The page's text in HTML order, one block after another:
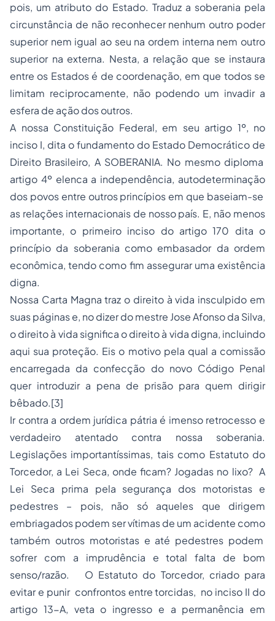
pois, um atributo do Estado. Traduz a soberania pela
circunstância de não reconhecer nenhum outro poder
superior nem igual ao seu na ordem interna nem outro
superior na externa. Nesta, a relação que se instaura
entre os Estados é de coordenação, em que todos se
limitam reciprocamente, não podendo um invadir a
esfera de ação dos outros.
A nossa Constituição Federal, em seu artigo 1º, no
inciso I, dita o fundamento do Estado Democrático de
Direito Brasileiro, A SOBERANIA. No mesmo diploma
artigo 4º elenca a independência, autodeterminação
dos povos entre outros princípios em que baseiam-se
as relações internacionais de nosso país. E, não menos
importante, o primeiro inciso do artigo 170 dita o
princípio da soberania como embasador da ordem
econômica, tendo como fim assegurar uma existência
digna.
Nossa Carta Magna traz o direito à vida insculpido em
suas páginas e, no dizer do mestre Jose Afonso da Silva,
o direito à vida significa o direito à vida digna, incluindo
aqui sua proteção. Eis o motivo pela qual a comissão
encarregada da confecção do novo Código Penal
quer introduzir a pena de prisão para quem dirigir
bêbado.[3]
Ir contra a ordem jurídica pátria é imenso retrocesso e
verdadeiro atentado contra nossa soberania.
Legislações importantíssimas, tais como Estatuto do
Torcedor, a Lei Seca, onde ficam? Jogadas no lixo? A
Lei Seca prima pela segurança dos motoristas e
pedestres – pois, não só aqueles que dirigem
embriagados podem ser vítimas de um acidente como
também outros motoristas e até pedestres podem
sofrer com a imprudência e total falta de bom
senso/razão. O Estatuto do Torcedor, criado para
evitar e punir confrontos entre torcidas, no inciso II do
artigo 13-A, veta o ingresso e a permanência em